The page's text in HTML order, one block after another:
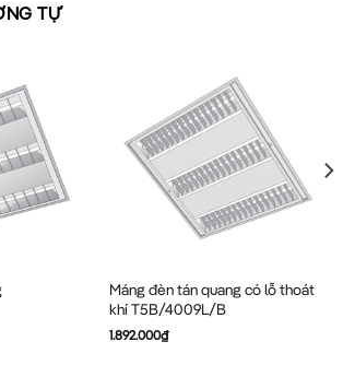
TỰ
Máng đèn tán quang có lỗ thoát
khí T5B/4009L/B
1.892.000₫